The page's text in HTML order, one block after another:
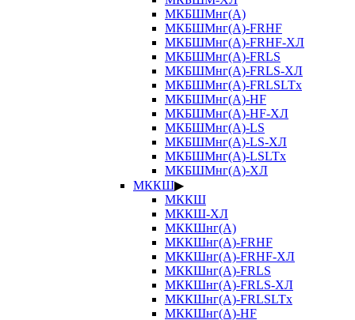
МКБШМнг(А)
МКБШМнг(А)-FRHF
МКБШМнг(А)-FRHF-ХЛ
МКБШМнг(А)-FRLS
МКБШМнг(А)-FRLS-ХЛ
МКБШМнг(А)-FRLSLTx
МКБШМнг(А)-HF
МКБШМнг(А)-HF-ХЛ
МКБШМнг(А)-LS
МКБШМнг(А)-LS-ХЛ
МКБШМнг(А)-LSLTx
МКБШМнг(А)-ХЛ
МККШ▶
МККШ
МККШ-ХЛ
МККШнг(А)
МККШнг(А)-FRHF
МККШнг(А)-FRHF-ХЛ
МККШнг(А)-FRLS
МККШнг(А)-FRLS-ХЛ
МККШнг(А)-FRLSLTx
МККШнг(А)-HF